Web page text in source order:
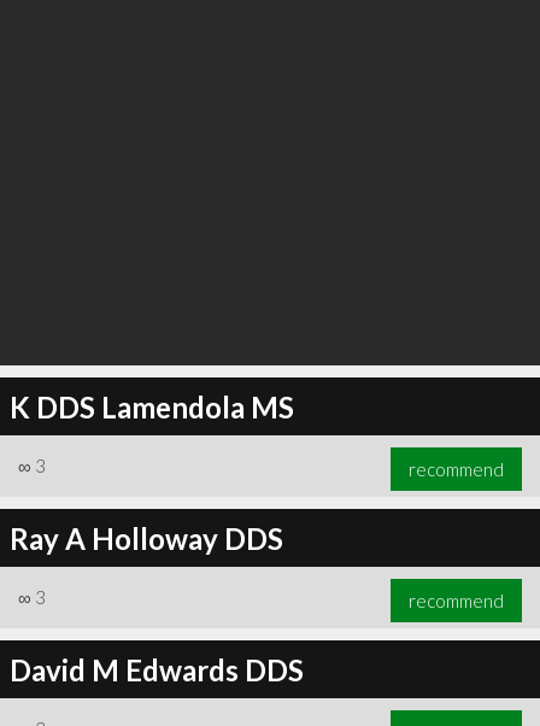
K DDS Lamendola MS
∞ 3 recommend
Ray A Holloway DDS
∞ 3 recommend
David M Edwards DDS